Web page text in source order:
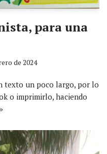
para una
de 2024
texto un poco largo, por lo
o imprimirlo, haciendo